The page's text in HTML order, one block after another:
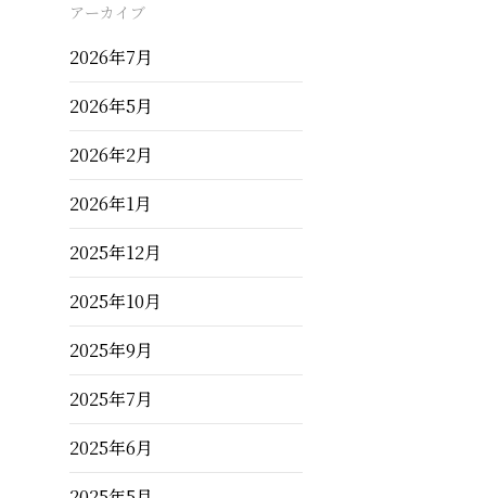
アーカイブ
2026年7月
2026年5月
2026年2月
2026年1月
2025年12月
2025年10月
2025年9月
2025年7月
2025年6月